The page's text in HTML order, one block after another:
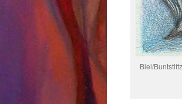
Blei/